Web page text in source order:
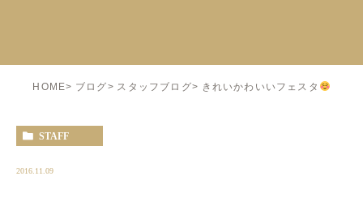
HOME ブログ スタッフブログ きれいかわいいフェスタ
STAFF
2016.11.09